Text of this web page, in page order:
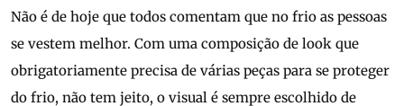
Não é de hoje que todos comentam que no frio as pessoas
se vestem melhor. Com uma composição de look que
obrigatoriamente precisa de várias peças para se proteger
do frio, não tem jeito, o visual é sempre escolhido de